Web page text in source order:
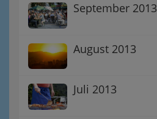
September 2013
August 2013
Juli 2013